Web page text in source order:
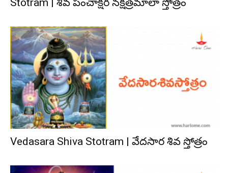
Stotram | శివ పంచాక్షర నక్షత్రమాలా స్తోత్రం
Vedasara Shiva Stotram | వేదసార శివ స్తోత్రం